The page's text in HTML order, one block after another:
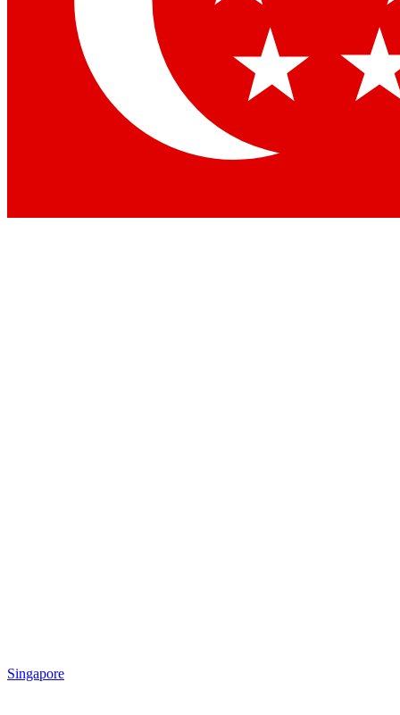
Singapore